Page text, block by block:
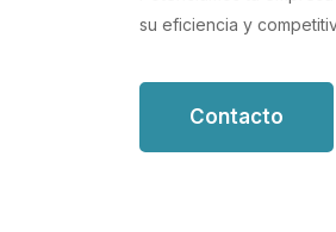
su eficiencia y
Contacto
flujos de trabajo.